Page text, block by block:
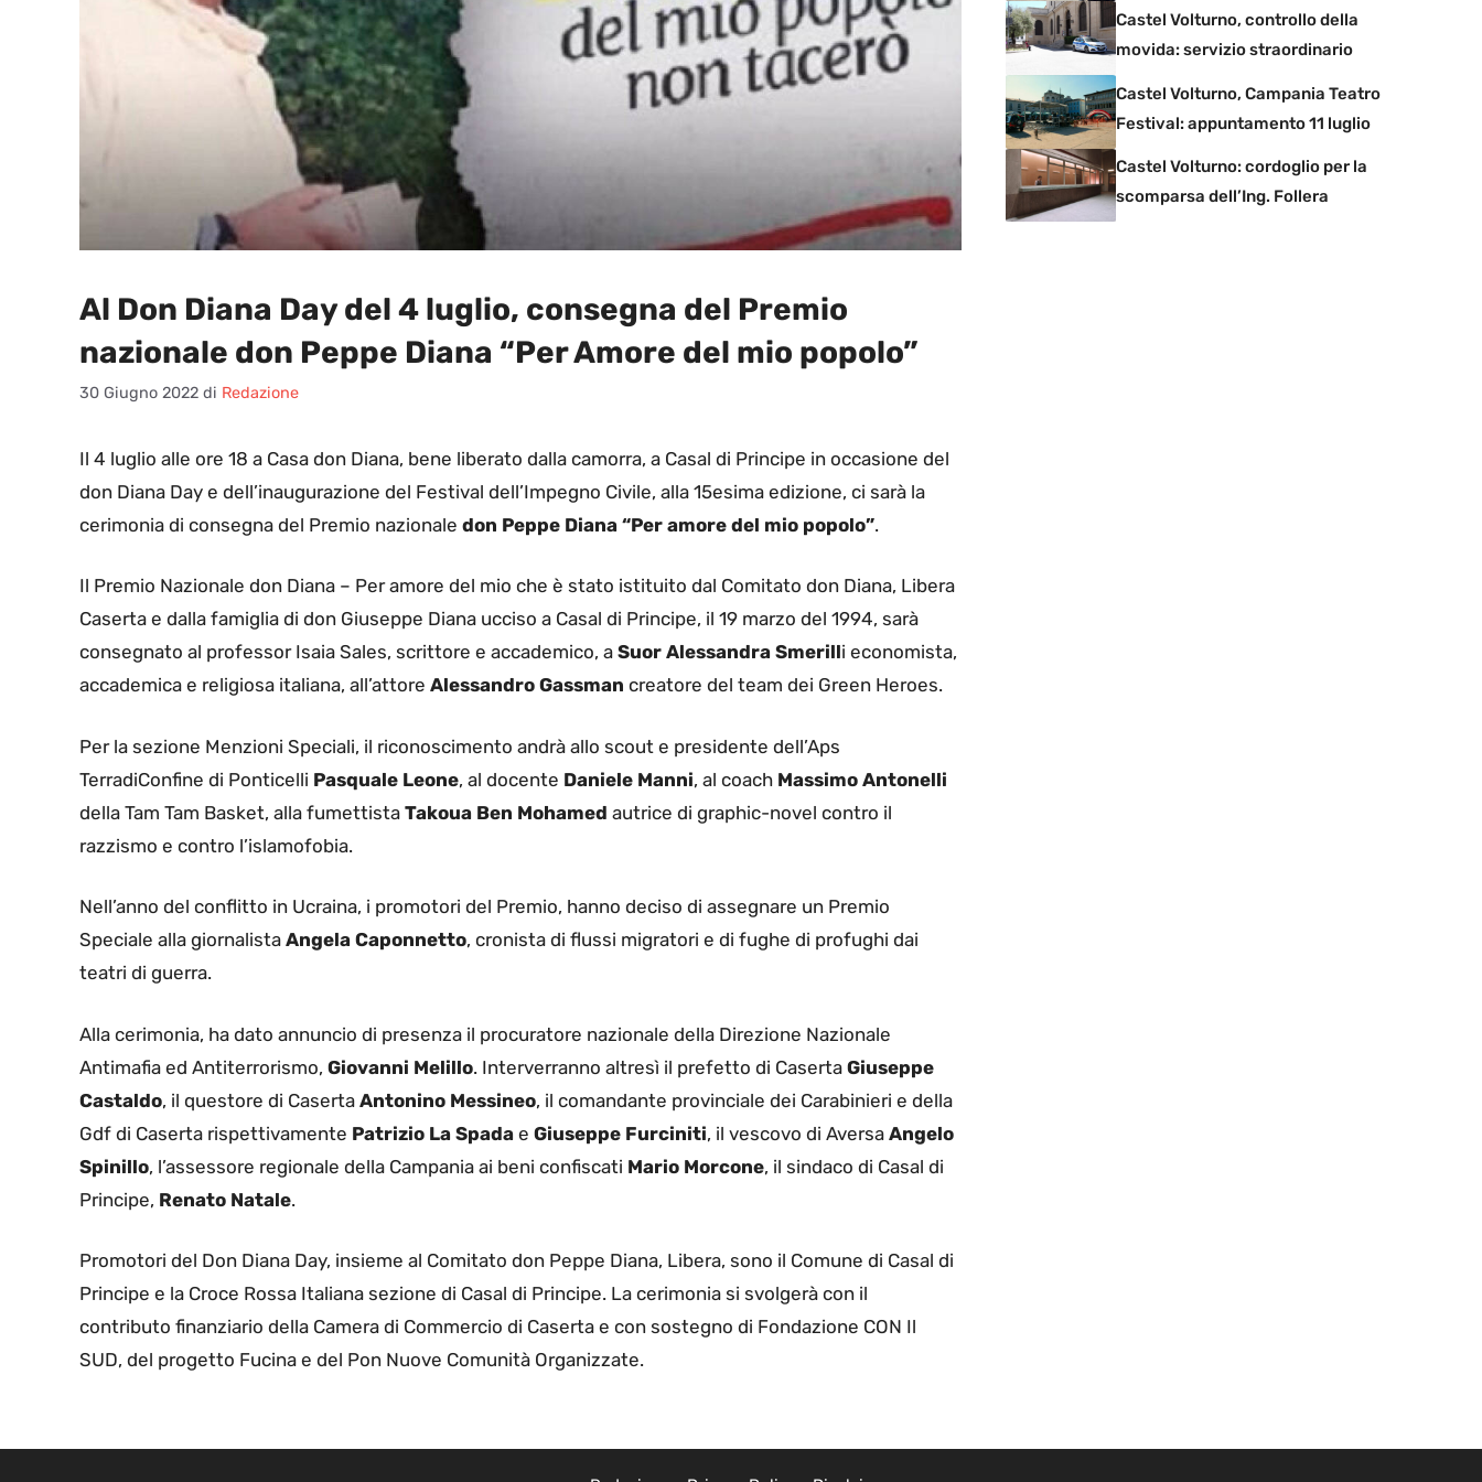
Al Don Diana Day del 4 luglio, consegna del Premio
nazionale don Peppe Diana “Per Amore del mio popolo”
30 Giugno 2022 di Redazione
Il 4 luglio alle ore 18 a Casa don Diana, bene liberato dalla camorra, a Casal di Principe in occasione del
don Diana Day e dell’inaugurazione del Festival dell’Impegno Civile, alla 15esima edizione, ci sarà la
cerimonia di consegna del Premio nazionale don Peppe Diana “Per amore del mio popolo”.
Il Premio Nazionale don Diana – Per amore del mio che è stato istituito dal Comitato don Diana, Libera
Caserta e dalla famiglia di don Giuseppe Diana ucciso a Casal di Principe, il 19 marzo del 1994, sarà
consegnato al professor Isaia Sales, scrittore e accademico, a Suor Alessandra Smerilli economista,
accademica e religiosa italiana, all’attore Alessandro Gassman creatore del team dei Green Heroes.
Per la sezione Menzioni Speciali, il riconoscimento andrà allo scout e presidente dell’Aps
TerradiConfine di Ponticelli Pasquale Leone, al docente Daniele Manni, al coach Massimo Antonelli
della Tam Tam Basket, alla fumettista Takoua Ben Mohamed autrice di graphic-novel contro il
razzismo e contro l’islamofobia.
Nell’anno del conflitto in Ucraina, i promotori del Premio, hanno deciso di assegnare un Premio
Speciale alla giornalista Angela Caponnetto, cronista di flussi migratori e di fughe di profughi dai
teatri di guerra.
Alla cerimonia, ha dato annuncio di presenza il procuratore nazionale della Direzione Nazionale
Antimafia ed Antiterrorismo, Giovanni Melillo. Interverranno altresì il prefetto di Caserta Giuseppe
Castaldo, il questore di Caserta Antonino Messineo, il comandante provinciale dei Carabinieri e della
Gdf di Caserta rispettivamente Patrizio La Spada e Giuseppe Furciniti, il vescovo di Aversa Angelo
Spinillo, l’assessore regionale della Campania ai beni confiscati Mario Morcone, il sindaco di Casal di
Principe, Renato Natale.
Promotori del Don Diana Day, insieme al Comitato don Peppe Diana, Libera, sono il Comune di Casal di
Principe e la Croce Rossa Italiana sezione di Casal di Principe. La cerimonia si svolgerà con il
contributo finanziario della Camera di Commercio di Caserta e con sostegno di Fondazione CON Il
SUD, del progetto Fucina e del Pon Nuove Comunità Organizzate.
Castel Volturno, controllo della
movida: servizio straordinario
Castel Volturno, Campania Teatro
Festival: appuntamento 11 luglio
Castel Volturno: cordoglio per la
scomparsa dell’Ing. Follera